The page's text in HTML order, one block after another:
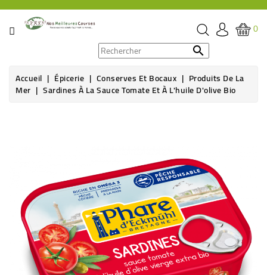
CATÉGORIE
ÉPICERIE
HYGIÈNE
SOINS
SANTÉ
BIEN-
ÊTRE
0

Accueil Épicerie Conserves Et Bocaux Produits De La
Mer Sardines À La Sauce Tomate Et À L'huile D'olive Bio